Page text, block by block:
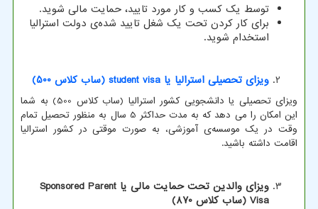
توسط یک کسب و کار مورد تایید، حمایت مالی شوید.
برای کار کردن تحت یک شغل تایید شده‌ی دولت استرالیا
استخدام شوید.
ویزای تحصیلی استرالیا یا student visa (ساب کلاس 500)
ویزای تحصیلی یا دانشجویی کشور استرالیا (ساب کلاس 500) به شما
این امکان را می دهد که به مدت حداکثر 5 سال به منظور تحصیل تمام
وقت در یک موسسه‌ی آموزشی، به صورت موقتی در کشور استرالیا
اقامت داشته باشید.
ویزای والدین تحت حمایت مالی یا Sponsored Parent
Visa (ساب کلاس 870)